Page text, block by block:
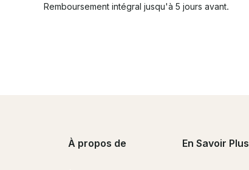
Remboursement intégral jusqu'à 5 jours avant.
À propos de En Savoir Plus